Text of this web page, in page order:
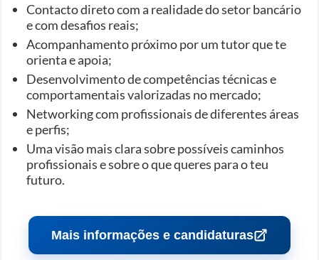
Contacto direto com a realidade do setor bancário
e com desafios reais;
Acompanhamento próximo por um tutor que te
orienta e apoia;
Desenvolvimento de competências técnicas e
comportamentais valorizadas no mercado;
Networking com profissionais de diferentes áreas
e perfis;
Uma visão mais clara sobre possíveis caminhos
profissionais e sobre o que queres para o teu
futuro.
Mais informações e candidaturas